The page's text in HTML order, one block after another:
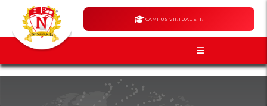
CAMPUS VIRTUAL ETR